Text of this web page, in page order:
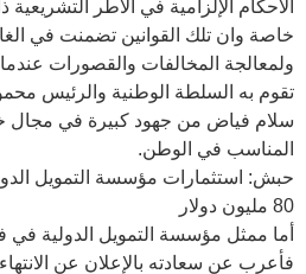
الأحكام الإلزامية في الأطر التشريعية
خاصة وان تلك القوانين تضمنت في
ولمعالجة المخالفات والقصورات
تقوم به السلطة الوطنية والرئيس
سلام فياض من جهود كبيرة في مجال
المناسب في الوطن.
حبش: استثمارات مؤسسة التمويل
80 مليون دولار
أما ممثل مؤسسة التمويل الدولية
فأعرب عن سعادته بالإعلان عن